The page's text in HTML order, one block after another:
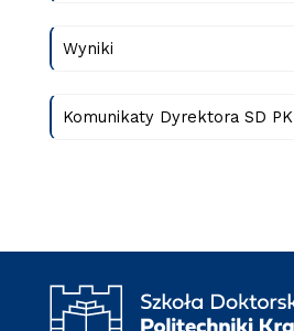
Wyniki
Komunikaty Dyrektora SD PK